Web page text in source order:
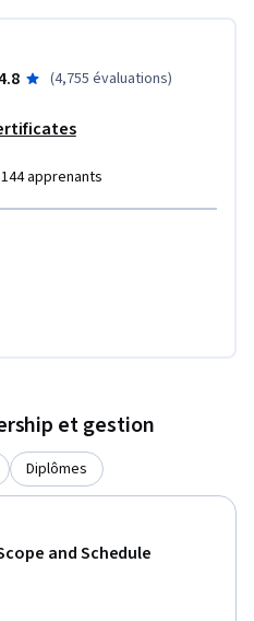
jalons sont importants et
membres de l'équipe.
(4,755 évaluations)
144 apprenants
et gestion
Diplômes
and Schedule